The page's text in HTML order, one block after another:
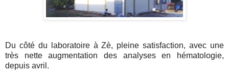
Du côté du laboratoire à Zè, pleine satisfaction, avec une
très nette augmentation des analyses en hématologie,
depuis avril.